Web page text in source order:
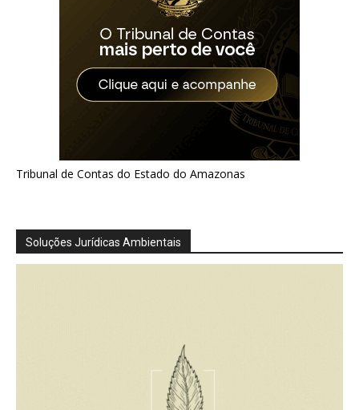
Tribunal de Contas do Estado do Amazonas
Soluções Jurídicas Ambientais